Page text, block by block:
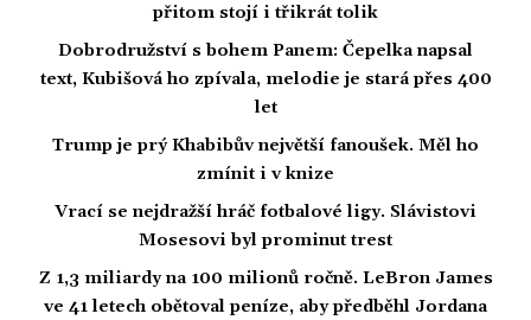
přitom stojí i třikrát tolik
Dobrodružství s bohem Panem: Čepelka napsal
text, Kubišová ho zpívala, melodie je stará přes 400
let
Trump je prý Khabibův největší fanoušek. Měl ho
zmínit i v knize
Vrací se nejdražší hráč fotbalové ligy. Slávistovi
Mosesovi byl prominut trest
Z 1,3 miliardy na 100 milionů ročně. LeBron James
ve 41 letech obětoval peníze, aby předběhl Jordana